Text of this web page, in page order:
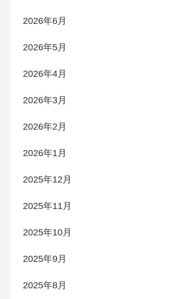
2026年6月
2026年5月
2026年4月
2026年3月
2026年2月
2026年1月
2025年12月
2025年11月
2025年10月
2025年9月
2025年8月